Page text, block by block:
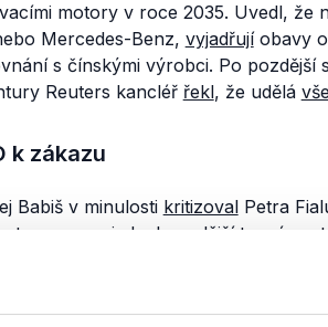
motory v roce 2035. Uvedl, že
Mercedes-Benz, vyjadřujíobavy
s čínskými výrobci. Po pozdější
Reuters kancléř řekl, že udělá vše
k zákazu
Babiš v minulosti kritizovalPetra
a
nevyjednalpozdější termín, a
. Babiš